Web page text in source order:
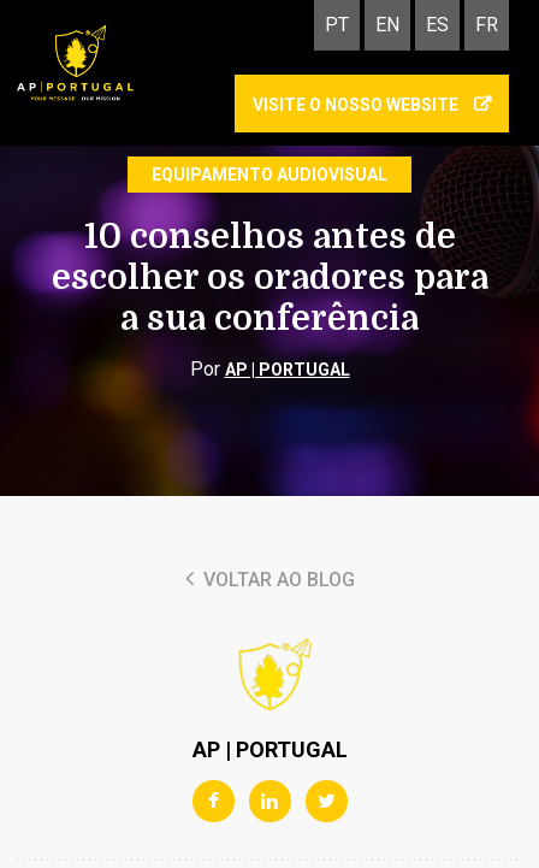
PT EN ES FR
VISITE O NOSSO WEBSITE
EQUIPAMENTO AUDIOVISUAL
10 conselhos antes de
escolher os oradores para
a sua conferência
Por AP | PORTUGAL
VOLTAR AO BLOG
AP | PORTUGAL